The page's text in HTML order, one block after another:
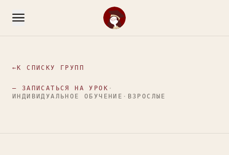
← К СПИСКУ ГРУПП
— ЗАПИСАТЬСЯ НА УРОК ·
ИНДИВИДУАЛЬНОЕ ОБУЧЕНИЕ · ВЗРОСЛЫЕ